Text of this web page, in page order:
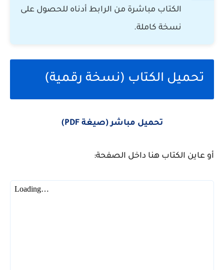
الكتاب مباشرة من الرابط أدناه للحصول على
نسخة كاملة.
تحميل الكتاب (نسخة رقمية)
تحميل مباشر (صيغة PDF)
أو عاين الكتاب هنا داخل الصفحة: